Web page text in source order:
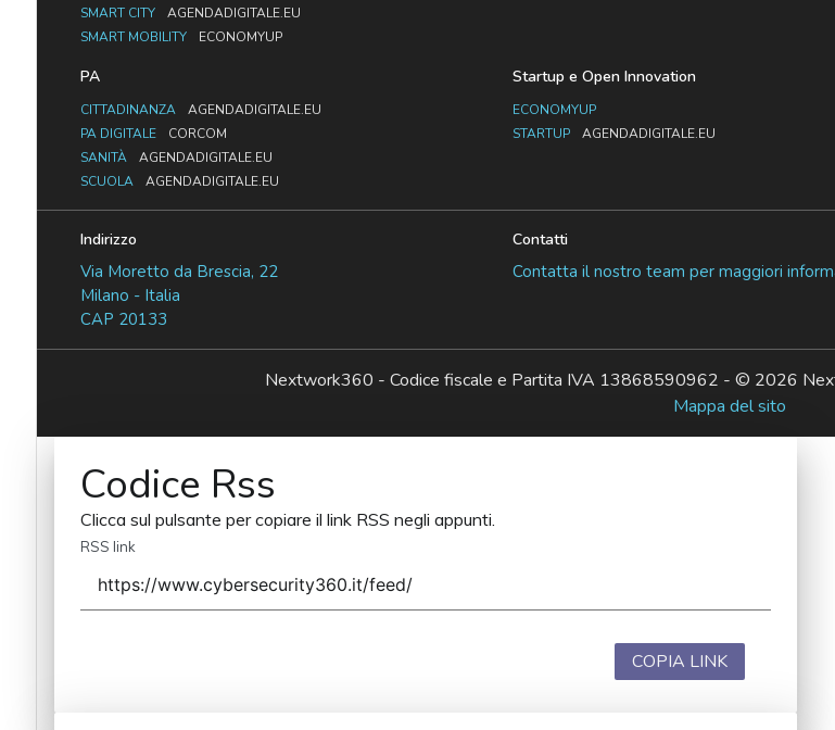
SMART CITY
AGENDADIGITALE.EU
SMART MOBILITY
ECONOMYUP
PA
CITTADINANZA
AGENDADIGITALE.EU
PA DIGITALE
CORCOM
SANITÀ
AGENDADIGITALE.EU
SCUOLA
AGENDADIGITALE.EU
Startup e Open Innovation
ECONOMYUP
STARTUP
AGENDADIGITALE.EU
Indirizzo
Via Moretto da Brescia, 22
Milano - Italia
CAP 20133
Contatti
Contatta il nostro team per maggiori
Nextwork360 - Codice fiscale e Partita IVA 13868590962 - © 2026
Mappa del sito
Codice Rss
Clicca sul pulsante per copiare il link RSS negli appunti.
RSS link
COPIA LINK